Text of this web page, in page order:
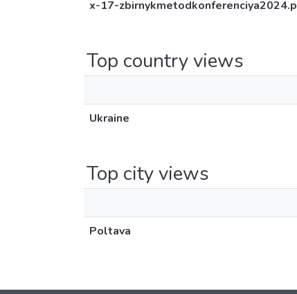
х-17-
Top country views
Ukraine
Top city views
Poltava